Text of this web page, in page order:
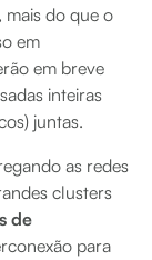
, mais do que o
em
em breve
inteiras
juntas.
as redes
clusters
de
para